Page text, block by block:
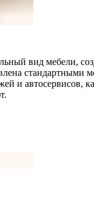
вид мебели,
стандартными
и автосервисов,